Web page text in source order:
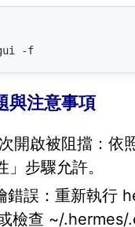
gui -f
與注意事項
開啟被阻擋：依
」步驟允許。
錯誤：重新執行
檢查 ~/.hermes/